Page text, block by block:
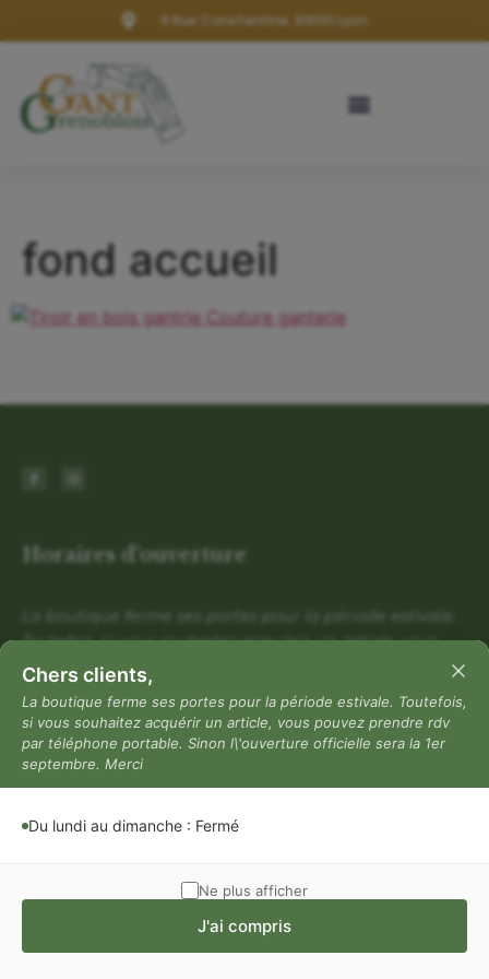
9 Rue Constantine, 69001 Lyon
fond accueil
Horaires d'ouverture
La boutique ferme ses portes pour la période estivale.
Toutefois, si vous souhaitez acquérir un article, vous
pouvez prendre rdv par téléphone portable. Sinon
l\'ouverture officielle sera la 1er septembre. Merci
Du lundi au dimanche : Fermé
Mentions légales
Politique de confidentialité
Chers clients,
La boutique ferme ses portes pour la période estivale. Toutefois,
si vous souhaitez acquérir un article, vous pouvez prendre rdv
par téléphone portable. Sinon l\'ouverture officielle sera la 1er
septembre. Merci
Du lundi au dimanche : Fermé
Ne plus afficher
J'ai compris